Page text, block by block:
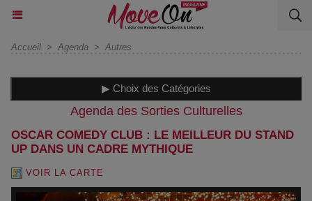
Accueil > Agenda > Autres
▶ Choix des Catégories
Agenda des Sorties Culturelles
OSCAR COMEDY CLUB : LE MEILLEUR DU STAND
UP DANS UN CADRE MYTHIQUE
VOIR LA CARTE